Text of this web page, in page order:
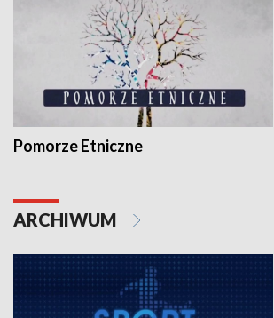
Pomorze Etniczne
ARCHIWUM